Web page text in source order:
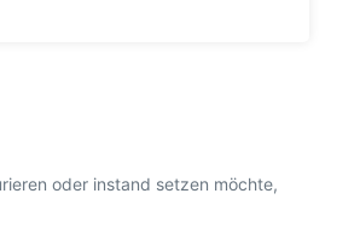
oder instand setzen möchte,